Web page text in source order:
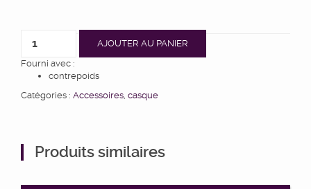
AJOUTER AU PANIER
Fourni avec :
contrepoids
Catégories : Accessoires casque
Produits similaires